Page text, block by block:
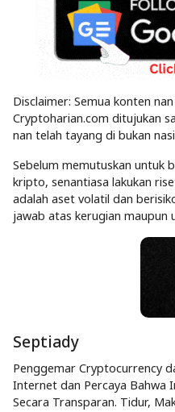
Disclaimer: Semua konten
Cryptoharian.com ditujukan
nan telah tayang di bukan
Sebelum memutuskan untuk
kripto, senantiasa lakukan
adalah aset volatil dan
jawab atas kerugian maupun
Septiady
Penggemar Cryptocurrency
Internet dan Percaya Bahwa
Secara Transparan. Tidur,